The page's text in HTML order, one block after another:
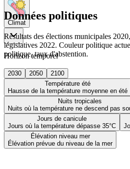
Climat
Horizon temporel
2030 2050
2100
Température été
Hausse de la température moyenne en été
Nuits tropicales
Nuits où la température ne descend pas
Jours de canicule
Jours où la température dépasse 35°C
Élévation niveau mer
Élévation prévue du niveau de la mer
Données politiques
Résultats des élections municipales
législatives 2022. Couleur politique
politique, taux d'abstention.